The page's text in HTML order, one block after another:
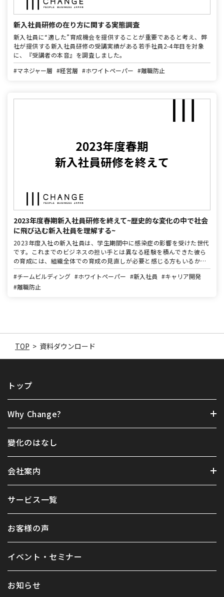
新入社員研修の在り方に関する実態調査
新入社員に“適した”育成機会を提供することが重要であると考え、弊
社が提供する新入社員研修の受講実績がある若手社員2-4年目を対象
に、『受講者の本音』を調査しました。
#マネジャー層 #経営層 #ホワイトペーパー #離職防止
2023年度春期新入社員研修を終えて~歴史的な変化の中で社会
に飛び込む新入社員を理解する~
2023年度入社の新入社員は、学生期間中に感染症の影響を受けた世代
です。これまでのビジネスの担い手とは異なる経験を積んできた彼ら
の育成には、組織全体での育成の見直しが必要と感じる方もいるかも
しれません。 株式会社チェンジは、2023年度の新入社員研修では、
約5万人の受講者と接してきました。その中で見えた新入社員の定着
と活躍に向けた行動のポイントを解説します。
#チームビルディング #ホワイトペーパー #新入社員 #キャリア開発
#離職防止
TOP > 資料ダウンロード
トップ
Why Change?
變化のはなし
会社案内
サービス一覧
お客様の声
イベント・セミナー
お知らせ